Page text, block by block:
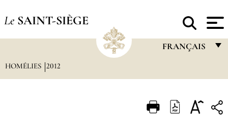
Le SAINT-SIÈGE
FRANÇAIS
ITALIANO
HOMÉLIES 2012